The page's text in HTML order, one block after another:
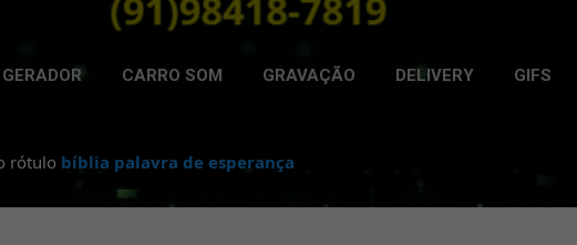
GERADOR CARRO SOM GRAVAÇÃO DELIVERY GIFS
rótulo bíblia palavra de esperança